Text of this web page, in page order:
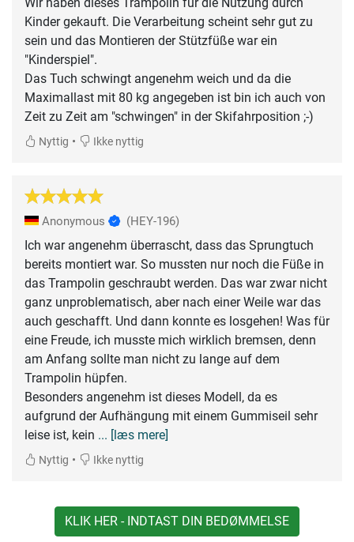
Kinder gekauft. Die Verarbeitung scheint sehr gut zu
sein und das Montieren der Stützfüße war ein
"Kinderspiel".
Das Tuch schwingt angenehm weich und da die
Maximallast mit 80 kg angegeben ist bin ich auch von
Zeit zu Zeit am "schwingen" in der Skifahrposition ;-)
Nyttig • Ikke nyttig
Anonymous (HEY-196)
Ich war angenehm überrascht, dass das Sprungtuch
bereits montiert war. So mussten nur noch die Füße in
das Trampolin geschraubt werden. Das war zwar nicht
ganz unproblematisch, aber nach einer Weile war das
auch geschafft. Und dann konnte es losgehen! Was für
eine Freude, ich musste mich wirklich bremsen, denn
am Anfang sollte man nicht zu lange auf dem
Trampolin hüpfen.
Besonders angenehm ist dieses Modell, da es
aufgrund der Aufhängung mit einem Gummiseil sehr
leise ist, kein ... [læs mere]
Nyttig • Ikke nyttig
KLIK HER - INDTAST DIN BEDØMMELSE